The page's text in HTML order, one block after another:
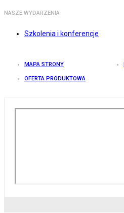
NASZE WYDARZENIA
Szkolenia i konferencje
MAPA STRONY
OFERTA PRODUKTOWA